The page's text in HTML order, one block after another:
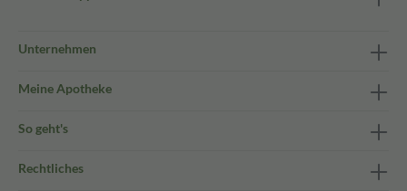
Unternehmen
Meine Apotheke
So geht's
Rechtliches